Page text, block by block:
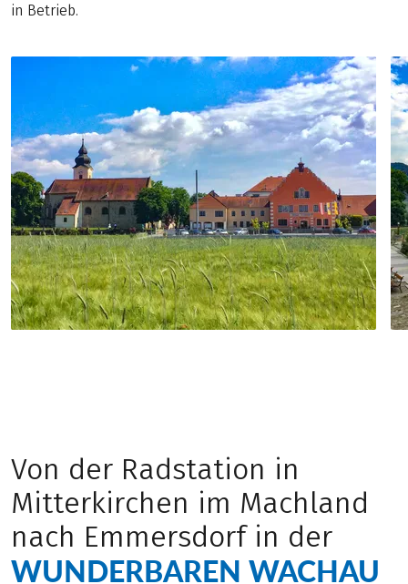
in Betrieb.
Von der Radstation in
Mitterkirchen im Machland
nach Emmersdorf in der
WUNDERBAREN WACHAU